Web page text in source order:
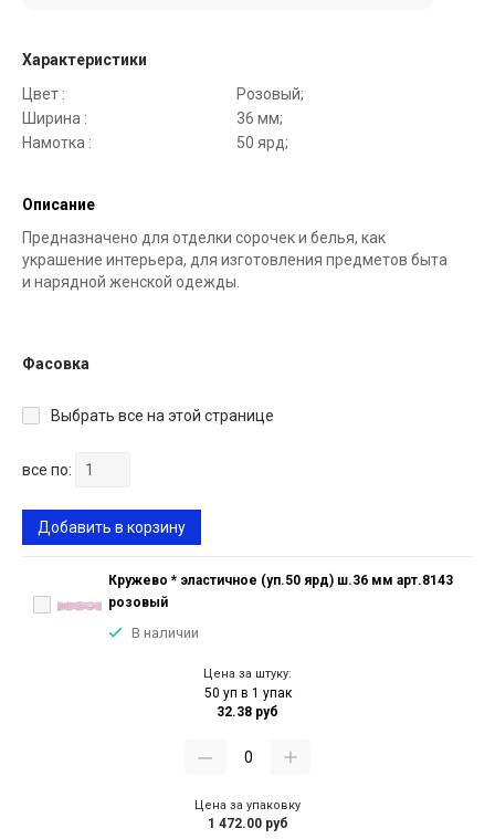
Характеристики
Цвет :
Розовый;
Ширина :
36 мм;
Намотка :
50 ярд;
Описание
Предназначено для отделки сорочек и белья, как
украшение интерьера, для изготовления предметов быта
и нарядной женской одежды.
Фасовка
Выбрать все на этой странице
все по:
Добавить в корзину
Кружево * эластичное (уп.50 ярд) ш.36 мм арт.8143
розовый
В наличии
Цена за штуку:
50 уп в 1 упак
32.38 руб
Цена за упаковку
1 472.00 руб